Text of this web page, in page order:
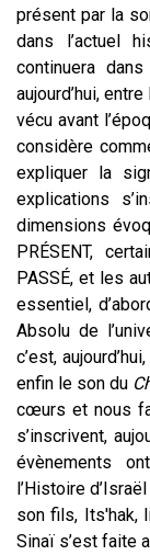
présent par la
dans l’actuel
continuera
aujourd’hui, entre
vécu avant
considère
expliquer la
explications
dimensions
PRÉSENT,
PASSÉ, et les
essentiel,
Absolu de
c’est,
enfin le son du
cœurs et nous
s’inscrivent,
évènements
l’Histoire
son fils, Its'hak,
Sinaï s’est faite